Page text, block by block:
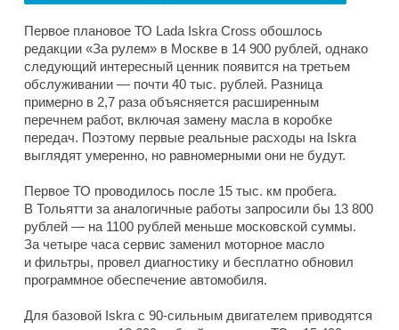
Первое плановое ТО Lada Iskra Cross обошлось
редакции «За рулем» в Москве в 14 900 рублей, однако
следующий интересный ценник появится на третьем
обслуживании — почти 40 тыс. рублей. Разница
примерно в 2,7 раза объясняется расширенным
перечнем работ, включая замену масла в коробке
передач. Поэтому первые реальные расходы на Iskra
выглядят умеренно, но равномерными они не будут.
Первое ТО проводилось после 15 тыс. км пробега.
В Тольятти за аналогичные работы запросили бы 13 800
рублей — на 1100 рублей меньше московской суммы.
За четыре часа сервис заменил моторное масло
и фильтры, провел диагностику и бесплатно обновил
программное обеспечение автомобиля.
Для базовой Iskra с 90-сильным двигателем приводятся